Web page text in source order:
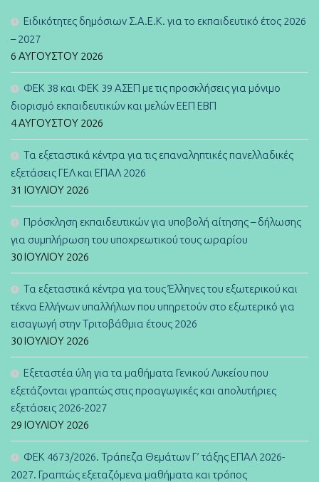
Ειδικότητες δημόσιων Σ.Α.Ε.Κ. για το εκπαιδευτικό έτος 2026
– 2027
6 ΑΥΓΟΎΣΤΟΥ 2026
ΦΕΚ 38 και ΦΕΚ 39 ΑΣΕΠ με τις προσκλήσεις για μόνιμο
διορισμό εκπαιδευτικών και μελών ΕΕΠ ΕΒΠ
4 ΑΥΓΟΎΣΤΟΥ 2026
Τα εξεταστικά κέντρα για τις επαναληπτικές πανελλαδικές
εξετάσεις ΓΕΛ και ΕΠΑΛ 2026
31 ΙΟΥΛΊΟΥ 2026
Πρόσκληση εκπαιδευτικών για υποβολή αίτησης – δήλωσης
για συμπλήρωση του υποχρεωτικού τους ωραρίου
30 ΙΟΥΛΊΟΥ 2026
Τα εξεταστικά κέντρα για τους Έλληνες του εξωτερικού και
τέκνα Ελλήνων υπαλλήλων που υπηρετούν στο εξωτερικό για
εισαγωγή στην Τριτοβάθμια έτους 2026
30 ΙΟΥΛΊΟΥ 2026
Εξεταστέα ύλη για τα μαθήματα Γενικού Λυκείου που
εξετάζονται γραπτώς στις προαγωγικές και απολυτήριες
εξετάσεις 2026-2027
29 ΙΟΥΛΊΟΥ 2026
ΦΕΚ 4673/2026. Τράπεζα Θεμάτων Γ’ τάξης ΕΠΑΛ 2026-
2027. Γραπτώς εξεταζόμενα μαθήματα και τρόπος